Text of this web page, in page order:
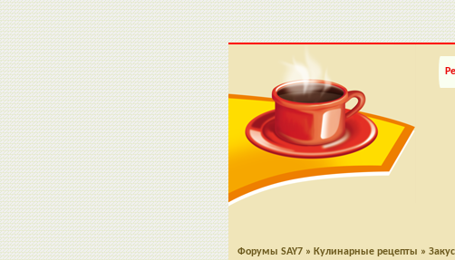
Форумы SAY7 » Кулинарные рецепты »